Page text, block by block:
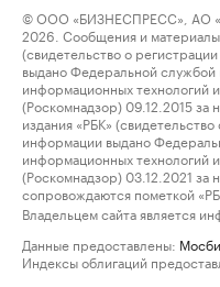
© ООО «БИЗНЕСПРЕСС», АО
2026. Сообщения и материалы
(свидетельство о
выдано Федеральной службой
информационных технологий
(Роскомнадзор) 09.12.2015
издания «РБК»
информации выдано
информационных технологий
(Роскомнадзор) 03.12.2021
сопровождаются пометкой
Владельцем сайта является
Данные предоставлены:
Индексы облигаций